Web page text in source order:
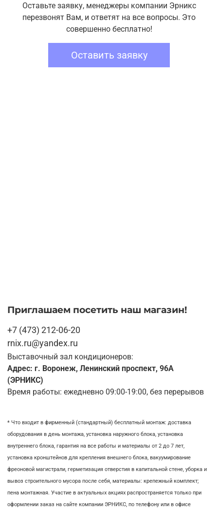
Оставьте заявку, менеджеры компании Эрникс
перезвонят Вам, и ответят на все вопросы. Это
совершенно бесплатно!
Оставить заявку
Приглашаем посетить наш магазин!
+7 (473) 212-06-20
rnix.ru@yandex.ru
Выставочный зал кондиционеров:
Адрес: г. Воронеж, Ленинский проспект, 96А
(ЭРНИКС)
Время работы: ежедневно 09:00-19:00, без перерывов
* Что входит в фирменный (стандартный) бесплатный монтаж: доставка
оборудования в день монтажа, установка наружного блока, установка
внутреннего блока, гарантия на все работы и материалы от 2 до 7 лет,
установка кронштейнов для крепления внешнего блока, вакуумирование
фреоновой магистрали, герметизация отверстия в капитальной стене, уборка и
вывоз строительного мусора после себя, материалы: крепежный комплект;
пена монтажная. Участие в актуальных акциях распространяется только при
оформлении заказ на сайте компании ЭРНИКС, по телефону или в офисе